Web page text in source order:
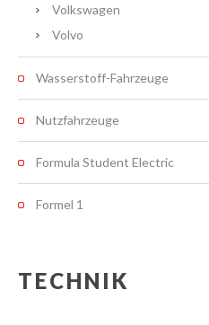
Volkswagen
Volvo
Wasserstoff-Fahrzeuge
Nutzfahrzeuge
Formula Student Electric
Formel 1
TECHNIK